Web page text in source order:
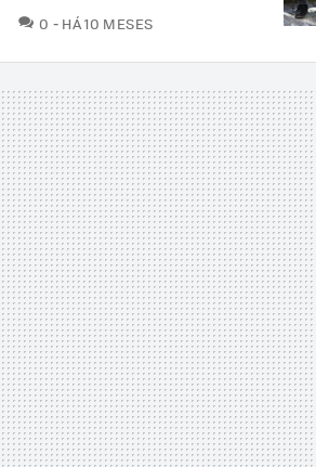
0 COMENTÁRIOS
HÁ 10 MESES